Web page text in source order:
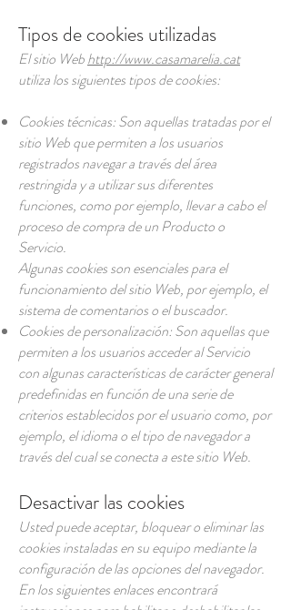
Tipos de cookies utilizadas
El sitio Webhttp://www.casamarelia.cat
utiliza los siguientes tipos de cookies:
Cookies técnicas: Son aquellas tratadas por el
sitio Web que permiten a los usuarios
registrados navegar a través del área
restringida y a utilizar sus diferentes
funciones, como por ejemplo, llevar a cabo el
proceso de compra de un Producto o
Servicio.
Algunas cookies son esenciales para el
funcionamiento del sitio Web, por ejemplo, el
sistema de comentarios o el buscador.
Cookies de personalización: Son aquellas que
permiten a los usuarios acceder al Servicio
con algunas características de carácter general
predefinidas en función de una serie de
criterios establecidos por el usuario como, por
ejemplo, el idioma o el tipo de navegador a
través del cual se conecta a este sitio Web.
Desactivar las cookies
Usted puede aceptar, bloquear o eliminar las
cookies instaladas en su equipo mediante la
configuración de las opciones del navegador.
En los siguientes enlaces encontrará